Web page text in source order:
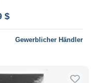
$
Gewerblicher Händler